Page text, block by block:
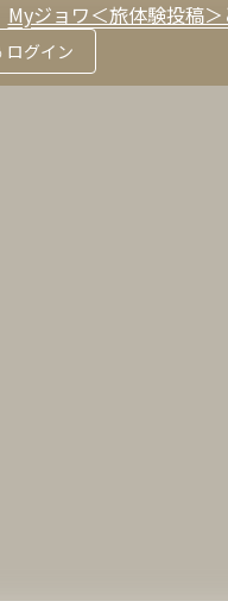
Myジョワ＜旅体験投稿＞
ログイン